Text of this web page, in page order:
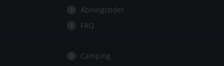
Åbningstider
FAQ
Camping